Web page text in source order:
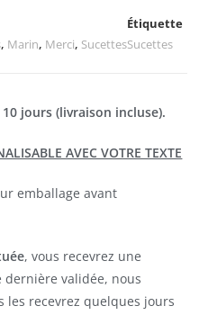
, Marin, Merci, Sucettes
Étiquette
Sucettes
jours (livraison incluse).
AVEC VOTRE TEXTE
emballage avant
, vous recevrez une
validée, nous
les recevrez quelques jours